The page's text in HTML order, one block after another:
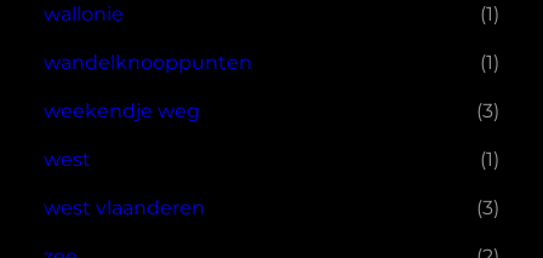
wallonie (1)
wandelknooppunten (1)
weekendje weg (3)
west (1)
west vlaanderen (3)